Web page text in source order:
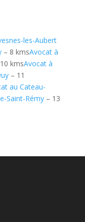
les-Aubert
– 8 kmsAvocat à
kmsAvocat à
– 11
au Cateau-
Saint-Rémy– 13